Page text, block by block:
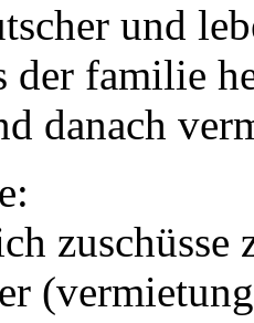
und
der familie
danach